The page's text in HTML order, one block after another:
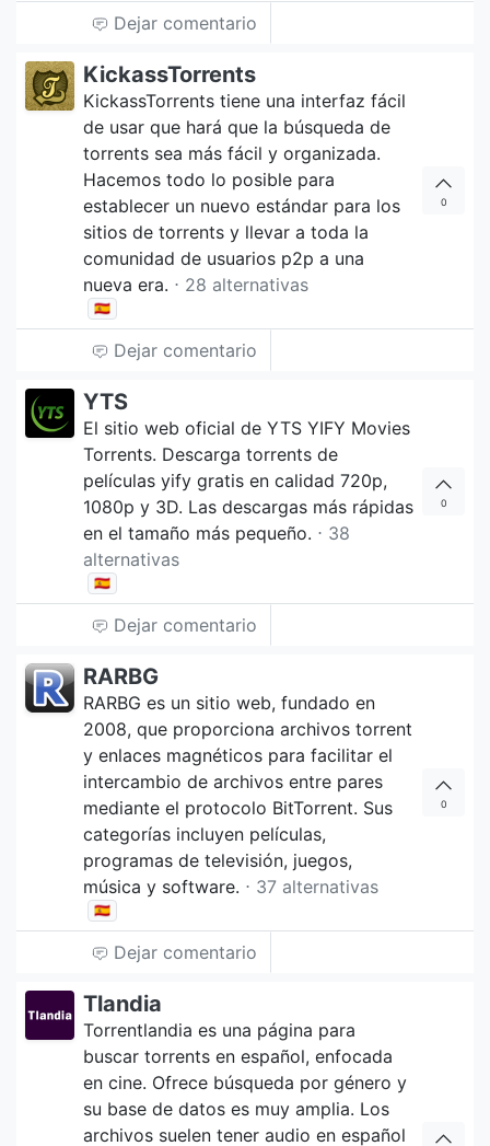
Dejar comentario
KickassTorrents
KickassTorrents tiene una interfaz fácil
de usar que hará que la búsqueda de
torrents sea más fácil y organizada.
Hacemos todo lo posible para
establecer un nuevo estándar para los
sitios de torrents y llevar a toda la
comunidad de usuarios p2p a una
nueva era. ⋅ 28 alternativas
🇪🇸
0
Dejar comentario
YTS
El sitio web oficial de YTS YIFY Movies
Torrents. Descarga torrents de
películas yify gratis en calidad 720p,
1080p y 3D. Las descargas más rápidas
en el tamaño más pequeño. ⋅ 38
alternativas
🇪🇸
0
Dejar comentario
RARBG
RARBG es un sitio web, fundado en
2008, que proporciona archivos torrent
y enlaces magnéticos para facilitar el
intercambio de archivos entre pares
mediante el protocolo BitTorrent. Sus
categorías incluyen películas,
programas de televisión, juegos,
música y software. ⋅ 37 alternativas
🇪🇸
0
Dejar comentario
Tlandia
Torrentlandia es una página para
buscar torrents en español, enfocada
en cine. Ofrece búsqueda por género y
su base de datos es muy amplia. Los
archivos suelen tener audio en español